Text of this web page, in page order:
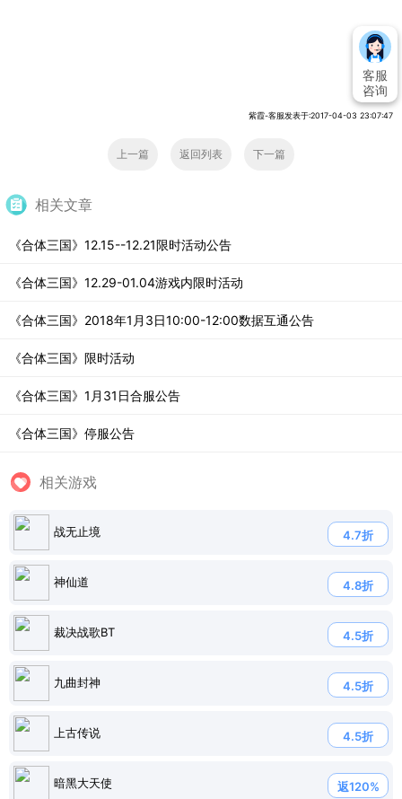
紫霞-客服发表于:2017-04-03 23:07:47
上一篇 返回列表 下一篇
相关文章
《合体三国》12.15--12.21限时活动公告
《合体三国》12.29-01.04游戏内限时活动
《合体三国》2018年1月3日10:00-12:00数据互通公告
《合体三国》限时活动
《合体三国》1月31日合服公告
《合体三国》停服公告
相关游戏
战无止境 4.7折
神仙道 4.8折
裁决战歌BT 4.5折
九曲封神 4.5折
上古传说 4.5折
暗黑大天使 返120%
客服
咨询